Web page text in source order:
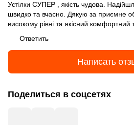
Устілки СУПЕР , якість чудова.
швидко та вчасно. Дякую за приємне
високому рівні та якісний комфортний
Ответить
Написать
Поделиться в соцсетях